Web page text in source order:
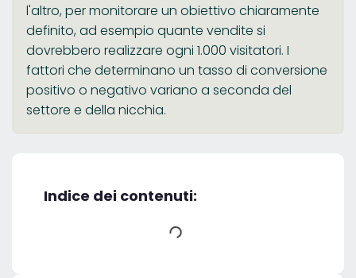
l'altro, per monitorare un obiettivo chiaramente
definito, ad esempio quante vendite si
dovrebbero realizzare ogni 1.000 visitatori. I
fattori che determinano un tasso di conversione
positivo o negativo variano a seconda del
settore e della nicchia.
Indice dei contenuti: